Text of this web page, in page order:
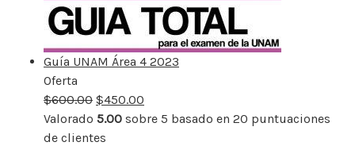
Guía UNAM Área 4 2023
Oferta
rebajado
$600.00 $450.00
Valorado 5.00 sobre 5 basado en 20 puntuaciones
de clientes